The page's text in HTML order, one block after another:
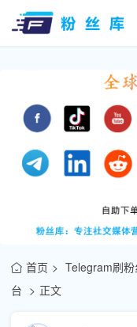
首页
Telegram刷
台
正文